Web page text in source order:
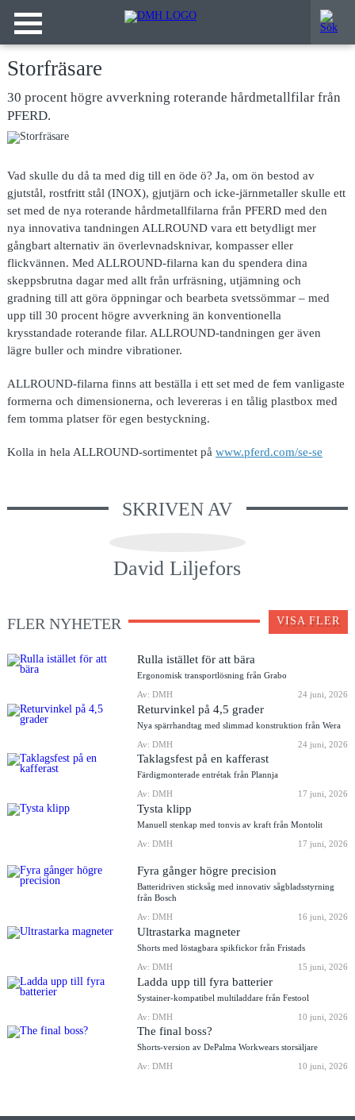
Storfräsare
30 procent högre avverkning roterande hårdmetallfilar från
PFERD.
Vad skulle du då ta med dig till en öde ö? Ja, om ön bestod av
gjutstål, rostfritt stål (INOX), gjutjärn och icke-järnmetaller skulle ett
set med de nya roterande hårdmetallfilarna från PFERD med den
nya innovativa tandningen ALLROUND vara ett betydligt mer
gångbart alternativ än överlevnadsknivar, kompasser eller
flickvännen. Med ALLROUND-filarna kan du spendera dina
skeppsbrutna dagar med allt från urfräsning, utjämning och
gradning till att göra öppningar och bearbeta svetssömmar – med
upp till 30 procent högre avverkning än konventionella
krysstandade roterande filar. ALLROUND-tandningen ger även
lägre buller och mindre vibrationer.
ALLROUND-filarna finns att beställa i ett set med de fem vanligaste
formerna och dimensionerna, och levereras i en tålig plastbox med
fem tomma platser för egen bestyckning.
Kolla in hela ALLROUND-sortimentet på www.pferd.com/se-se
SKRIVEN AV
David Liljefors
FLER NYHETER VISA FLER
Rulla istället för att bära
Ergonomisk transportlösning från Grabo
Av: DMH
24 juni, 2026
Returvinkel på 4,5 grader
Nya spärrhandtag med slimmad konstruktion från Wera
Av: DMH
24 juni, 2026
Taklagsfest på en kafferast
Färdigmonterade entrétak från Plannja
Av: DMH
17 juni, 2026
Tysta klipp
Manuell stenkap med tonvis av kraft från Montolit
Av: DMH
17 juni, 2026
Fyra gånger högre precision
Batteridriven sticksåg med innovativ sågbladsstyrning
från Bosch
Av: DMH
16 juni, 2026
Ultrastarka magneter
Shorts med löstagbara spikfickor från Fristads
Av: DMH
15 juni, 2026
Ladda upp till fyra batterier
Systainer-kompatibel multiladdare från Festool
Av: DMH
10 juni, 2026
The final boss?
Shorts-version av DePalma Workwears storsäljare
Av: DMH
10 juni, 2026